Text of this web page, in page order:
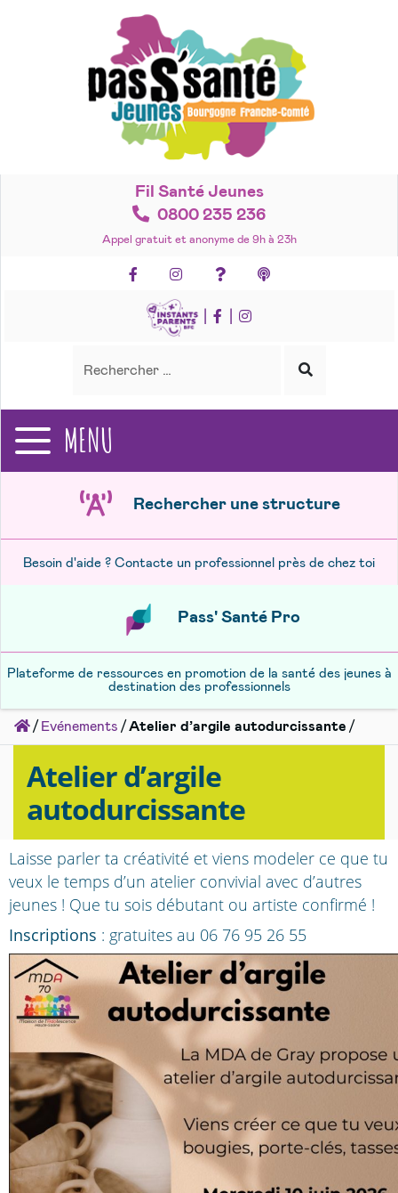
Fil Santé Jeunes
0800 235 236
Appel gratuit et anonyme de 9h à 23h
FacebookInstagramFoire aux questions
Lancer
recherche
MENU
Rechercher une structure
Besoin d'aide ? Contacte un professionnel près de chez toi
Pass' Santé Pro
Plateforme de ressources en promotion de la santé des jeunes à
destination des professionnels
Accueil
Evénements Atelier d’argile autodurcissante
Atelier d’argile
autodurcissante
Laisse parler ta créativité et viens modeler ce que tu
veux le temps d’un atelier convivial avec d’autres
jeunes ! Que tu sois débutant ou artiste confirmé !
Inscriptions : gratuites au 06 76 95 26 55